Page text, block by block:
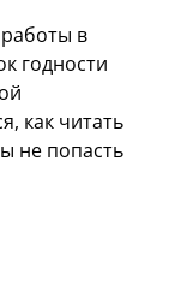
в
годности
как читать
не попасть